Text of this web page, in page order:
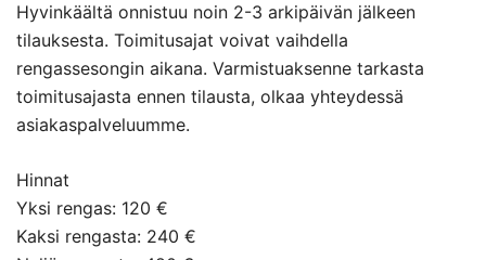
Hyvinkäältä onnistuu noin 2-3 arkipäivän jälkeen
tilauksesta. Toimitusajat voivat vaihdella
rengassesongin aikana. Varmistuaksenne tarkasta
toimitusajasta ennen tilausta, olkaa yhteydessä
asiakaspalveluumme.
Hinnat
Yksi rengas: 120 €
Kaksi rengasta: 240 €